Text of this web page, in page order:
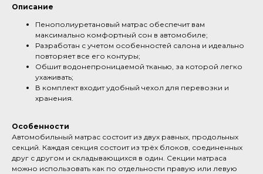
Описание
Пенополиуретановый матрас обеспечит вам
максимально комфортный сон в автомобиле;
Разработан с учетом особенностей салона и идеально
повторяет все его контуры;
Обшит водонепроницаемой тканью, за которой легко
ухаживать;
В комплект входит удобный чехол для перевозки и
хранения.
Особенности
Автомобильный матрас состоит из двух равных, продольных
секций. Каждая секция состоит из трёх блоков, соединенных
друг с другом и складывающихся в один. Секции матраса
можно использовать как по отдельности правую или левую